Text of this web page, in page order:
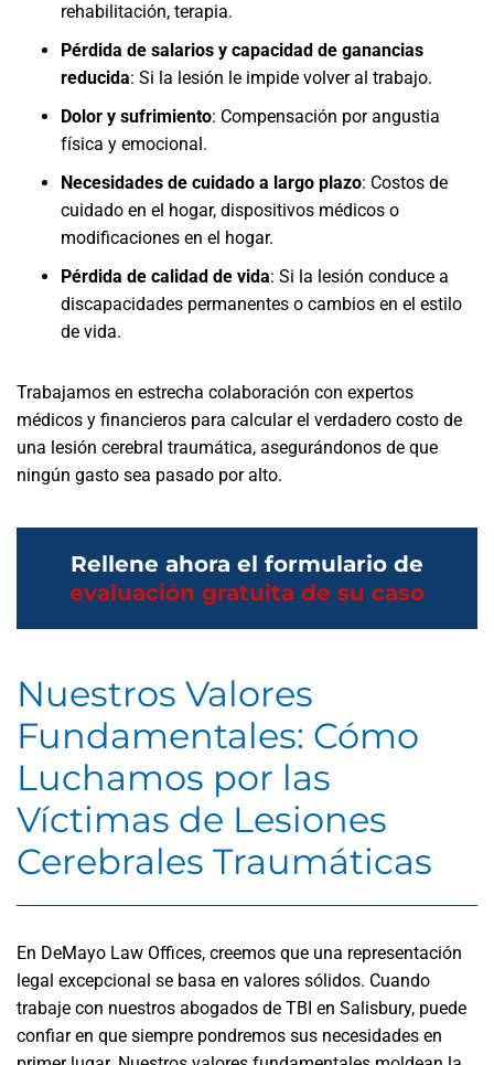
rehabilitación, terapia.
Pérdida de salarios y capacidad de ganancias
reducida: Si la lesión le impide volver al trabajo.
Dolor y sufrimiento: Compensación por angustia
física y emocional.
Necesidades de cuidado a largo plazo: Costos de
cuidado en el hogar, dispositivos médicos o
modificaciones en el hogar.
Pérdida de calidad de vida: Si la lesión conduce a
discapacidades permanentes o cambios en el estilo
de vida.
Trabajamos en estrecha colaboración con expertos
médicos y financieros para calcular el verdadero costo de
una lesión cerebral traumática, asegurándonos de que
ningún gasto sea pasado por alto.
Rellene ahora el formulario de
evaluación gratuita de su caso
Nuestros Valores
Fundamentales: Cómo
Luchamos por las
Víctimas de Lesiones
Cerebrales Traumáticas
En DeMayo Law Offices, creemos que una representación
legal excepcional se basa en valores sólidos. Cuando
trabaje con nuestros abogados de TBI en Salisbury, puede
confiar en que siempre pondremos sus necesidades en